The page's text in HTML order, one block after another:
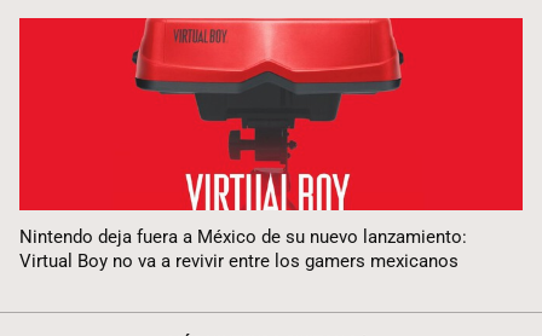
Nintendo deja fuera a México de su nuevo lanzamiento:
Virtual Boy no va a revivir entre los gamers mexicanos